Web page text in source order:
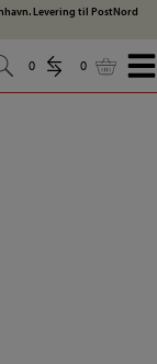
Levering til PostNord
0
0 0
0